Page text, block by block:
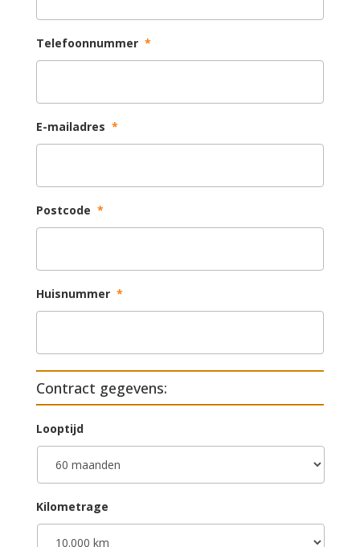
Telefoonnummer *
E-mailadres *
Postcode *
Huisnummer *
Contract gegevens:
Looptijd
Kilometrage